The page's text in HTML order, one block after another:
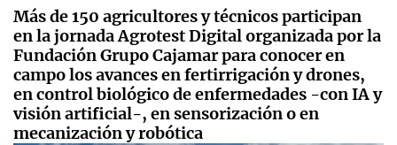
Más de 150 agricultores y técnicos participan
en la jornada Agrotest Digital organizada por la
Fundación Grupo Cajamar para conocer en
campo los avances en fertirrigación y drones,
en control biológico de enfermedades -con IA y
visión artificial-, en sensorización o en
mecanización y robótica